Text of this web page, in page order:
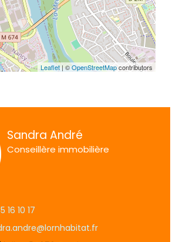
Leaflet| ©OpenStreetMapcontributors
Sandra André
Conseillère immobilière
16 10 17